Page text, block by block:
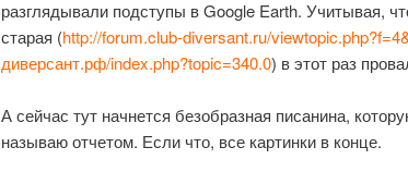
разглядывали подступы в Google Earth. Учитывая,
старая (http://forum.club-diversant.ru/
диверсант.рф/index.php?topic=340.0) в этот раз
А сейчас тут начнется безобразная писанина,
называю отчетом. Если что, все картинки в конце.